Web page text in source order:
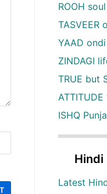
ROOH
TASVEER
YAAD
ZINDAGI
TRUE but
ATTITUDE
ISHQ
Hindi
Latest